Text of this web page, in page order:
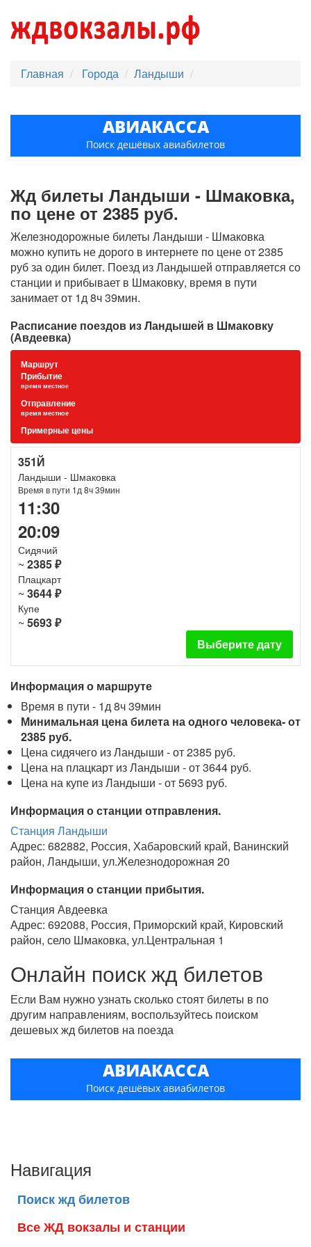
Главная Города Ландыши
АВИАКАССА
Поиск дешёвых авиабилетов
Жд билеты Ландыши - Шмаковка,
по цене от 2385 руб.
Железнодорожные билеты Ландыши - Шмаковка
можно купить не дорого в интернете по цене от 2385
руб за один билет. Поезд из Ландышей отправляется со
станции и прибывает в Шмаковку, время в пути
занимает от 1д 8ч 39мин.
Расписание поездов из Ландышей в Шмаковку
(Авдеевка)
Маршрут
Прибытие
время местное
Отправление
время местное
Примерные цены
351Й
Ландыши - Шмаковка
Время в пути 1д 8ч 39мин
11:30
20:09
Сидячий
~ 2385 ₽
Плацкарт
~ 3644 ₽
Купе
~ 5693 ₽
Выберите дату
Информация о маршруте
Время в пути - 1д 8ч 39мин
Минимальная цена билета на одного человека- от
2385 руб.
Цена сидячего из Ландыши - от 2385 руб.
Цена на плацкарт из Ландыши - от 3644 руб.
Цена на купе из Ландыши - от 5693 руб.
Информация о станции отправления.
Станция Ландыши
Адрес: 682882, Россия, Хабаровский край, Ванинский
район, Ландыши, ул.Железнодорожная 20
Информация о станции прибытия.
Станция Авдеевка
Адрес: 692088, Россия, Приморский край, Кировский
район, село Шмаковка, ул.Центральная 1
Онлайн поиск жд билетов
Если Вам нужно узнать сколько стоят билеты в по
другим направлениям, воспользуйтесь поиском
дешевых жд билетов на поезда
АВИАКАССА
Поиск дешёвых авиабилетов
Навигация
Поиск жд билетов
Все ЖД вокзалы и станции